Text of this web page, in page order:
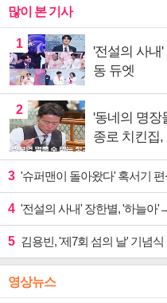
많이 본 기사
1
'전설의 사내
동 듀엣
2
'동네의 명장
종로 치킨집
3 '슈퍼맨이 돌아왔다' 혹서기
4 '전설의 사내' 장한별, '하늘아
5 김용빈, '제7회 섬의 날' 기념식
영상뉴스